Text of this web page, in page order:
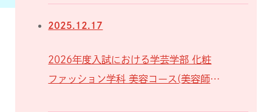
2026年度入試における学芸学部 化粧
ファッション学科 美容コース(美容師養
2025.12.17